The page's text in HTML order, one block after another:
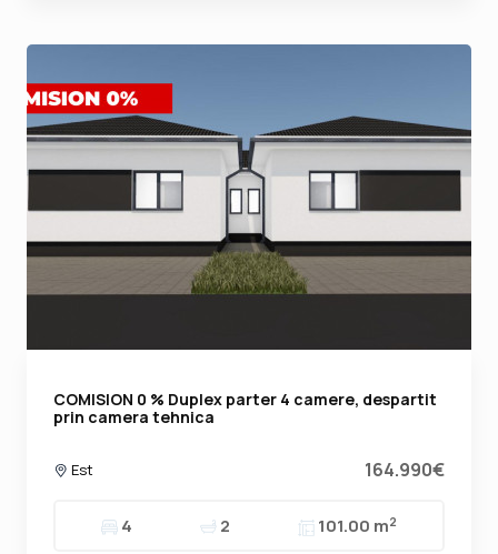
COMISION 0 % Duplex parter 4 camere, despartit
prin camera tehnica
Est 164.990€
4 2 101.00 m2